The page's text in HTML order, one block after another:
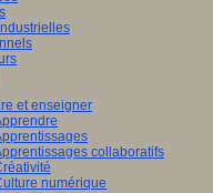
et enseigner
collaboratifs
numérique